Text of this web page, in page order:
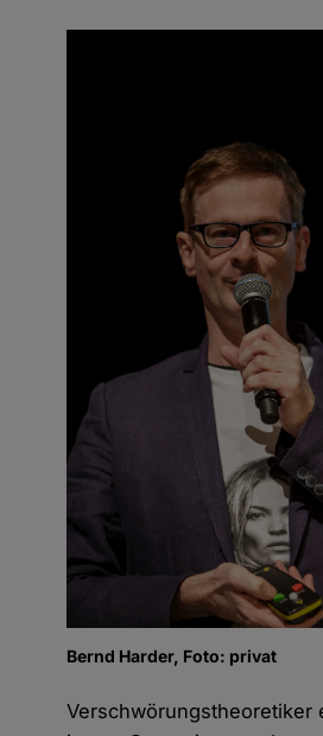
Bernd Harder, Foto: privat
Verschwörungstheoretiker